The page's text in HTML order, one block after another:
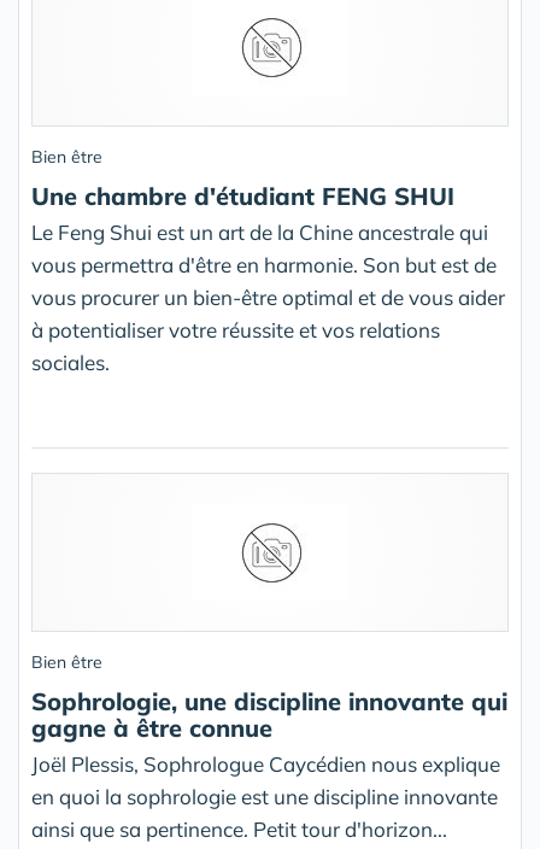
Bien être
Une chambre d'étudiant FENG SHUI
Le Feng Shui est un art de la Chine ancestrale qui
vous permettra d'être en harmonie. Son but est de
vous procurer un bien-être optimal et de vous aider
à potentialiser votre réussite et vos relations
sociales.
Bien être
Sophrologie, une discipline innovante qui
gagne à être connue
Joël Plessis, Sophrologue Caycédien nous explique
en quoi la sophrologie est une discipline innovante
ainsi que sa pertinence. Petit tour d'horizon...